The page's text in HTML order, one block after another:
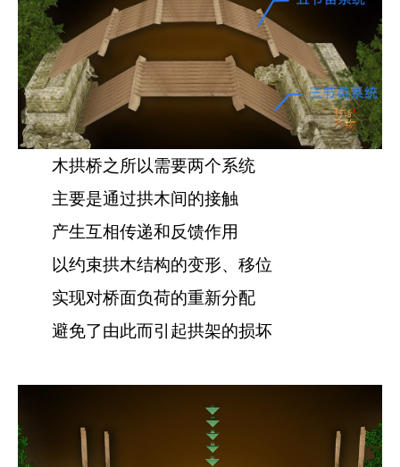
木拱桥之所以需要两个系统
主要是通过拱木间的接触
产生互相传递和反馈作用
以约束拱木结构的变形、移位
实现对桥面负荷的重新分配
避免了由此而引起拱架的损坏